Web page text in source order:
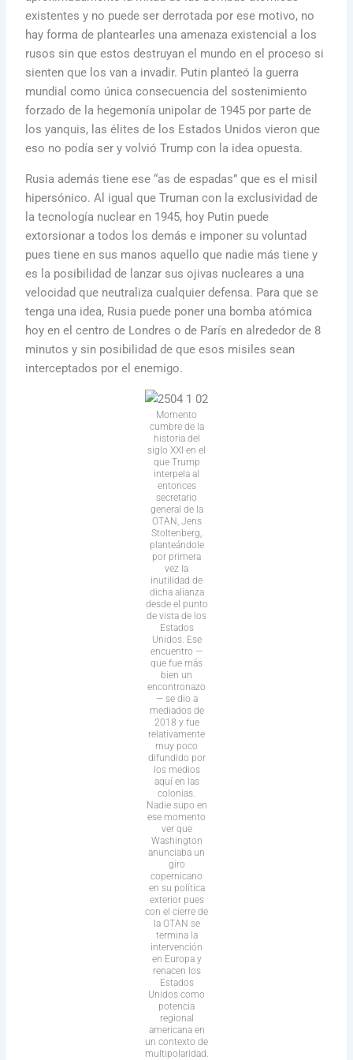
existentes y no puede ser derrotada por ese motivo, no
hay forma de plantearles una amenaza existencial a los
rusos sin que estos destruyan el mundo en el proceso si
sienten que los van a invadir. Putin planteó la guerra
mundial como única consecuencia del sostenimiento
forzado de la hegemonía unipolar de 1945 por parte de
los yanquis, las élites de los Estados Unidos vieron que
eso no podía ser y volvió Trump con la idea opuesta.
Rusia además tiene ese “as de espadas” que es el misil
hipersónico. Al igual que Truman con la exclusividad de
la tecnología nuclear en 1945, hoy Putin puede
extorsionar a todos los demás e imponer su voluntad
pues tiene en sus manos aquello que nadie más tiene y
es la posibilidad de lanzar sus ojivas nucleares a una
velocidad que neutraliza cualquier defensa. Para que se
tenga una idea, Rusia puede poner una bomba atómica
hoy en el centro de Londres o de París en alrededor de 8
minutos y sin posibilidad de que esos misiles sean
interceptados por el enemigo.
Momento
cumbre de la
historia del
siglo XXI en el
que Trump
interpela al
entonces
secretario
general de la
OTAN, Jens
Stoltenberg,
planteándole
por primera
vez la
inutilidad de
dicha alianza
desde el punto
de vista de los
Estados
Unidos. Ese
encuentro —
que fue más
bien un
encontronazo
— se dio a
mediados de
2018 y fue
relativamente
muy poco
difundido por
los medios
aquí en las
colonias.
Nadie supo en
ese momento
ver que
Washington
anunciaba un
giro
copernicano
en su política
exterior pues
con el cierre de
la OTAN se
termina la
intervención
en Europa y
renacen los
Estados
Unidos como
potencia
regional
americana en
un contexto de
multipolaridad.